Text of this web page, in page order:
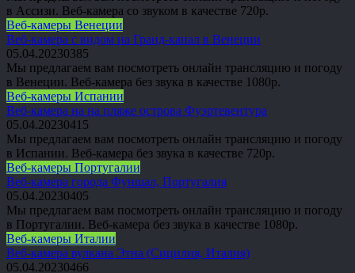
в Ассизи. Веб-камера со звуком в качестве 720p.
Веб-камеры Венеции
Веб-камера с видом на Гранд-канал в Венеции
05.04.20230385
Мы предлагаем вам посмотреть онлайн трансляцию и погоду
в Венеции. Веб-камера без звука в качестве 1080p.
Веб-камеры Испании
Веб-камера на на пляже острова Фуэртевентура
05.04.20230415
Мы предлагаем вам посмотреть онлайн трансляцию и погоду
в Испании. Веб-камера без звука в качестве 720p.
Веб-камеры Португалии
Веб-камера города Фуншал, Португалия
05.04.20230405
Мы предлагаем вам посмотреть онлайн трансляцию и погоду
в Португалии. Веб-камера без звука в качестве 1080p.
Веб-камеры Италии
Веб-камера вулкана Этна (Сицилия, Италия)
05.04.20230466